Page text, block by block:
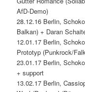
AfD-Demo)
28.12.16 Berlin,
Balkan) + Daran
12.01.17 Berlin,
Prototyp (Punkrock/
23.01.17 Berlin,
+ support
13.02.17 Berlin,